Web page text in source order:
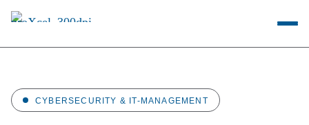
CYBERSECURITY & IT-MANAGEMENT